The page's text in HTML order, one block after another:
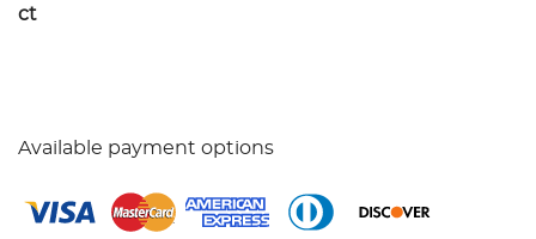
ct
Available payment options